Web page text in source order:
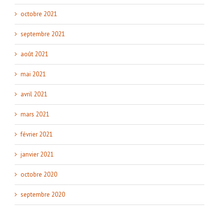
octobre 2021
septembre 2021
août 2021
mai 2021
avril 2021
mars 2021
février 2021
janvier 2021
octobre 2020
septembre 2020